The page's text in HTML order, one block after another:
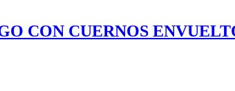
CON CUERNOS